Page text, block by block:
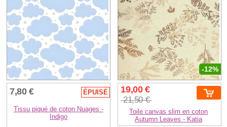
7,80 € ÉPUISÉ
Tissu piqué de coton Nuages -
Indigo
-12%
19,00 €
21,50 €
Toile canvas slim en coton
Autumn Leaves - Katia